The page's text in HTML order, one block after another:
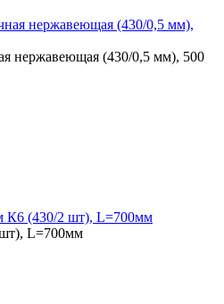
нержавеющая (430/0,5 мм), 500
L=700мм